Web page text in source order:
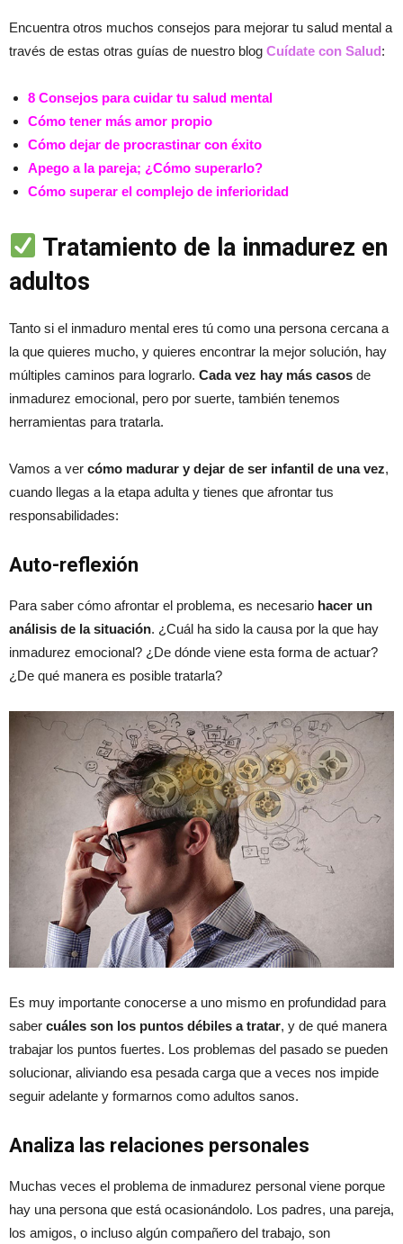
Encuentra otros muchos consejos para mejorar tu salud mental a
través de estas otras guías de nuestro blog Cuídate con Salud:
8 Consejos para cuidar tu salud mental
Cómo tener más amor propio
Cómo dejar de procrastinar con éxito
Apego a la pareja; ¿Cómo superarlo?
Cómo superar el complejo de inferioridad
Tratamiento de la inmadurez en
adultos
Tanto si el inmaduro mental eres tú como una persona cercana a
la que quieres mucho, y quieres encontrar la mejor solución, hay
múltiples caminos para lograrlo. Cada vez hay más casos de
inmadurez emocional, pero por suerte, también tenemos
herramientas para tratarla.
Vamos a ver cómo madurar y dejar de ser infantil de una vez,
cuando llegas a la etapa adulta y tienes que afrontar tus
responsabilidades:
Auto-reflexión
Para saber cómo afrontar el problema, es necesario hacer un
análisis de la situación. ¿Cuál ha sido la causa por la que hay
inmadurez emocional? ¿De dónde viene esta forma de actuar?
¿De qué manera es posible tratarla?
Es muy importante conocerse a uno mismo en profundidad para
saber cuáles son los puntos débiles a tratar, y de qué manera
trabajar los puntos fuertes. Los problemas del pasado se pueden
solucionar, aliviando esa pesada carga que a veces nos impide
seguir adelante y formarnos como adultos sanos.
Analiza las relaciones personales
Muchas veces el problema de inmadurez personal viene porque
hay una persona que está ocasionándolo. Los padres, una pareja,
los amigos, o incluso algún compañero del trabajo, son